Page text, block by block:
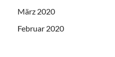
März 2020
Februar 2020